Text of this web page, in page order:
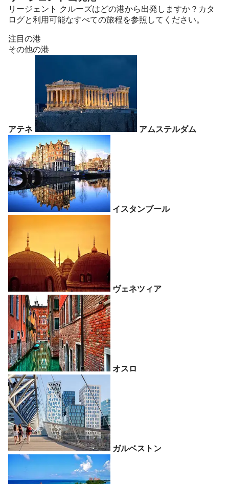
リージェント クルーズはどの港から出発しますか？カタ
ログと利用可能なすべての旅程を参照してください。
注目の港
その他の港
アテネ アムステルダム
イスタンブール
ヴェネツィア
オスロ
ガルベストン